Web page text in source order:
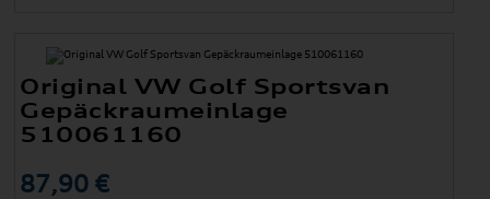
Original VW Golf Sportsvan
Gepäckraumeinlage
510061160
87,90 €